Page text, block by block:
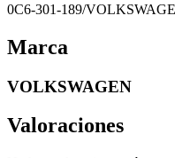
0C6-301-189/
Marca
VOLKSWAGEN
Valoraciones